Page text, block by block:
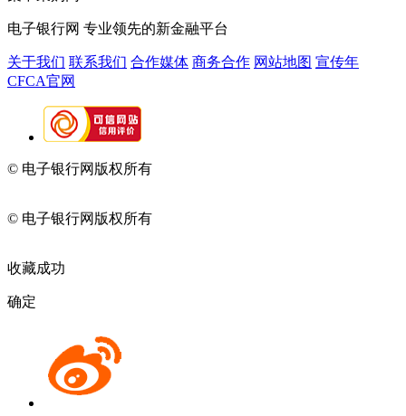
电子银行网 专业领先的新金融平台
关于我们 联系我们 合作媒体 商务合作 网站地图 宣传年
CFCA官网
© 电子银行网版权所有
© 电子银行网版权所有
收藏成功
确定